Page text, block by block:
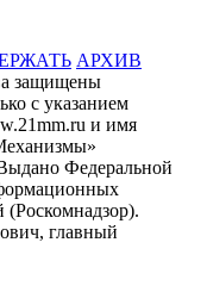
АРХИВ
защищены
с указанием
и имя
Федеральной
главный